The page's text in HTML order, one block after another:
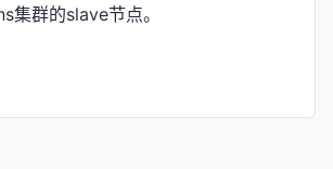
集群的slave节点。